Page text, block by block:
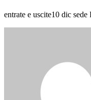
entrate e uscite10 dic sede